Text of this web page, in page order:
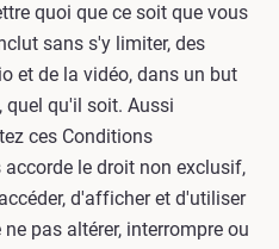
quoi que ce soit que vous
sans s'y limiter, des
et de la vidéo, dans un but
quel qu'il soit. Aussi
ces Conditions
le droit non exclusif,
d'afficher et d'utiliser
pas altérer, interrompre ou